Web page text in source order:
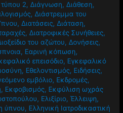
τύπου 2,Διάγνωση,Διάθεση,
,Διάστρεμμα του
,Διατάσεις,Διάταση,
,Διατροφικές Συνήθειες,
του αζώτου,Δονήσεις,
, Εαρινή κόπωση,
επεισόδιο, Εγκεφαλικό
, Εθελοντισμός, Ειδήσεις,
εμβόλιο, Εκδρομές,
, Εκφοβισμός, Εκφύλιση ωχράς
, Ελιξίριο,Έλλειψη,
ύπνου, Ελληνική Ιατροδικαστική